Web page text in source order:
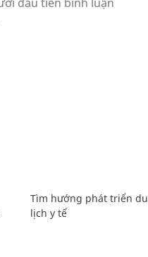
Tìm hướng phát triển du
lịch y tế